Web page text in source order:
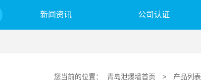
新闻资讯 公司认证
您当前的位置： 青岛泄爆墙首页 > 产品列表